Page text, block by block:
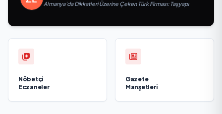
Almanya’da Dikkatleri Üzerine Çeken Türk Firması: Taşyapı
Nöbetçi
Eczaneler
Gazete
Manşetleri